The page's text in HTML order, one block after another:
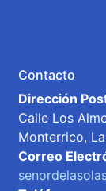
Contacto
Dirección
Calle Los
Monterrico,
Correo